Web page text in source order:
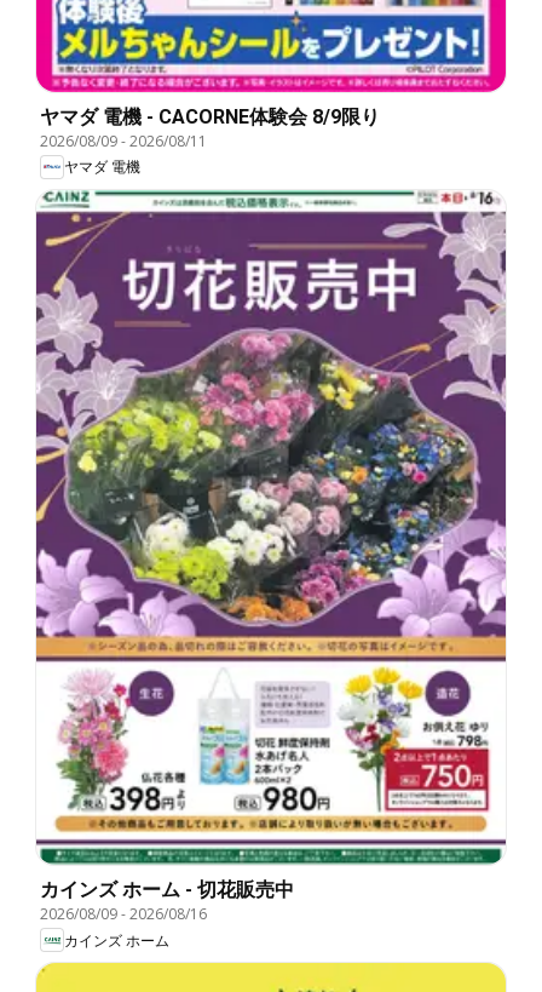
ヤマダ 電機 - CACORNE体験会 8/9限り
2026/08/09-2026/08/11
ヤマダ 電機
カインズ ホーム - 切花販売中
2026/08/09-2026/08/16
カインズ ホーム